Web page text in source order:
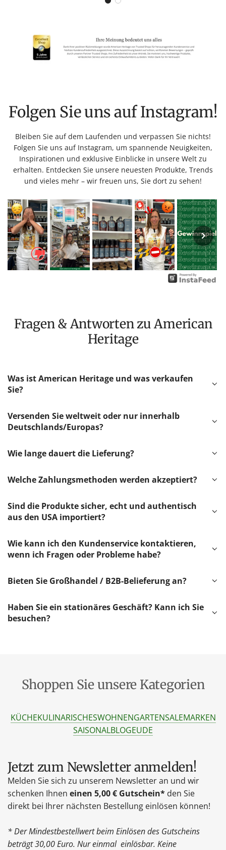
Folgen Sie uns auf Instagram!
Bleiben Sie auf dem Laufenden und verpassen Sie nichts!
Folgen Sie uns auf Instagram, um spannende Neuigkeiten,
Inspirationen und exklusive Einblicke in unsere Welt zu
erhalten. Entdecken Sie unsere neuesten Produkte, Trends
und vieles mehr – wir freuen uns, Sie dort zu sehen!
Fragen & Antworten zu American
Heritage
Was ist American Heritage und was verkaufen
Sie?
Versenden Sie weltweit oder nur innerhalb
Deutschlands/Europas?
Wie lange dauert die Lieferung?
Welche Zahlungsmethoden werden akzeptiert?
Sind die Produkte sicher, echt und authentisch
aus den USA importiert?
Wie kann ich den Kundenservice kontaktieren,
wenn ich Fragen oder Probleme habe?
Bieten Sie Großhandel / B2B-Belieferung an?
Haben Sie ein stationäres Geschäft? Kann ich Sie
besuchen?
Shoppen Sie unsere Kategorien
KÜCHEKULINARISCHESWOHNENGARTENSALEMARKEN
SAISONALBLOGEUDE
Jetzt zum Newsletter anmelden!
Melden Sie sich zu unserem Newsletter an und wir
schenken Ihnen einen 5,00 € Gutschein* den Sie
direkt bei Ihrer nächsten Bestellung einlösen können!
* Der Mindestbestellwert beim Einlösen des Gutscheins
beträgt 30,00 Euro. Nur einmal einlösbar. Keine